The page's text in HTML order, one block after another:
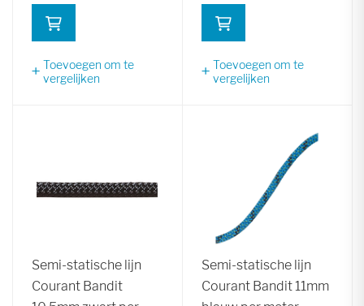
Toevoegen om te
vergelijken
Toevoegen om te
vergelijken
Semi-statische lijn
Courant Bandit
Semi-statische lijn
Courant Bandit 11mm